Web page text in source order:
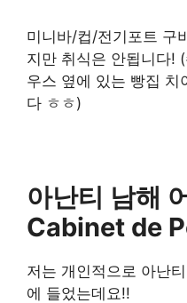
미니바/컵/전기포트 구
지만 취식은 안됩니다!
우스 옆에 있는 빵집 치
다 ㅎㅎ)
아난티 남해
Cabinet de
저는 개인적으로 아난
에 들었는데요!!